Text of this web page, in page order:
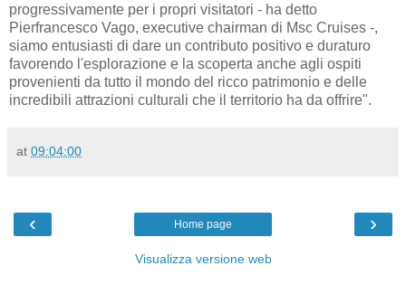
progressivamente per i propri visitatori - ha detto
Pierfrancesco Vago, executive chairman di Msc Cruises -,
siamo entusiasti di dare un contributo positivo e duraturo
favorendo l'esplorazione e la scoperta anche agli ospiti
provenienti da tutto il mondo del ricco patrimonio e delle
incredibili attrazioni culturali che il territorio ha da offrire".
at 09:04:00
‹ ›
Home page
Visualizza versione web